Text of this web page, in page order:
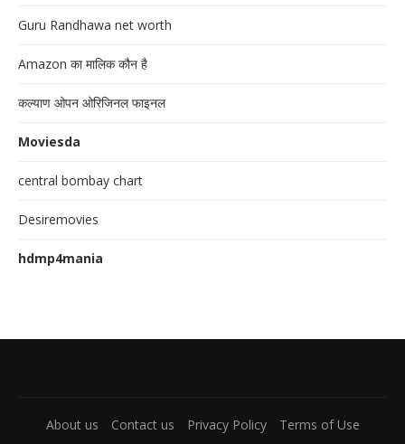
Guru Randhawa net worth
Amazon का मालिक कौन है
कल्याण ओपन ओरिजिनल फाइनल
Moviesda
central bombay chart
Desiremovies
hdmp4mania
About us Contact us Privacy Policy Terms of Use